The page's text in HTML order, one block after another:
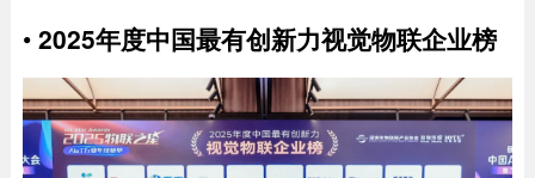
• 2025年度中国最有创新力视觉物联企业榜